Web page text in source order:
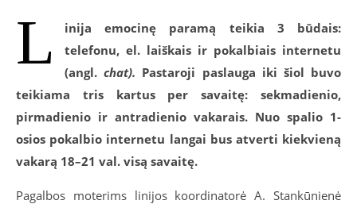
L
inija emocinę paramą teikia 3 būdais:
telefonu, el. laiškais ir pokalbiais internetu
(angl. chat). Pastaroji paslauga iki šiol buvo
teikiama tris kartus per savaitę: sekmadienio,
pirmadienio ir antradienio vakarais. Nuo spalio 1-
osios pokalbio internetu langai bus atverti kiekvieną
vakarą 18–21 val. visą savaitę.
Pagalbos moterims linijos koordinatorė A. Stankūnienė